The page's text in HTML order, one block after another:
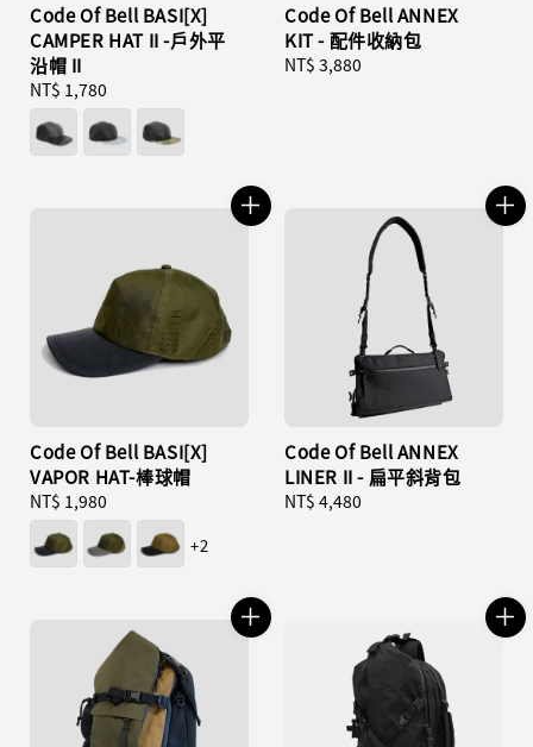
Code Of Bell BASI[X]
CAMPER HAT II -戶外平
沿帽 II
Regular
price
NT$ 1,780
Code Of Bell ANNEX
KIT - 配件收納包
Regular
NT$ 3,880
Code Of Bell BASI[X]
VAPOR HAT-棒球帽
Regular
price
NT$ 1,980
+2
Code Of Bell ANNEX
LINER II - 扁平斜背包
Regular
NT$ 4,480